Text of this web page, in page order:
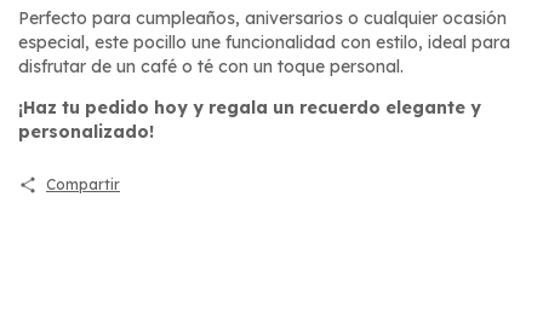
Perfecto para cumpleaños, aniversarios o cualquier ocasión
especial, este pocillo une funcionalidad con estilo, ideal para
disfrutar de un café o té con un toque personal.
¡Haz tu pedido hoy y regala un recuerdo elegante y
personalizado!
Compartir